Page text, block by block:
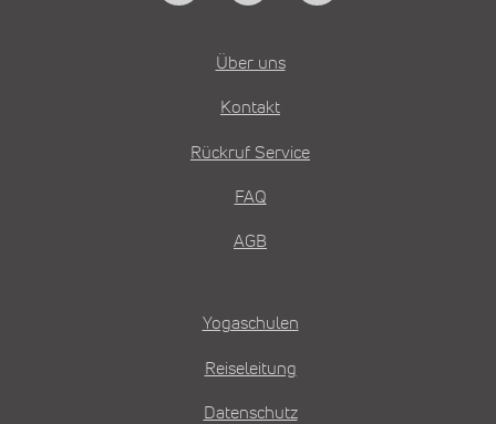
Über uns
Kontakt
Rückruf Service
FAQ
AGB
Yogaschulen
Reiseleitung
Datenschutz